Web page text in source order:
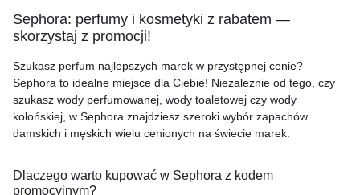
Sephora: perfumy i kosmetyki z rabatem —
skorzystaj z promocji!
Szukasz perfum najlepszych marek w przystępnej cenie?
Sephora to idealne miejsce dla Ciebie! Niezależnie od tego, czy
szukasz wody perfumowanej, wody toaletowej czy wody
kolońskiej, w Sephora znajdziesz szeroki wybór zapachów
damskich i męskich wielu cenionych na świecie marek.
Dlaczego warto kupować w Sephora z kodem
promocyjnym?